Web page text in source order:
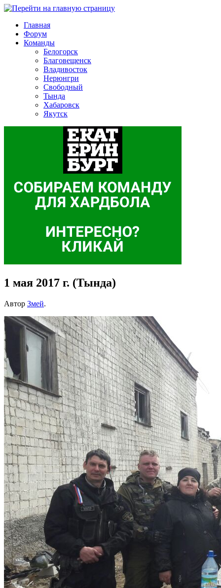
Главная
Форум
Команды
Белогорск
Благовещенск
Владивосток
Нерюнгри
Свободный
Тында
Хабаровск
Якутск
1 мая 2017 г. (Тында)
Автор Змей.